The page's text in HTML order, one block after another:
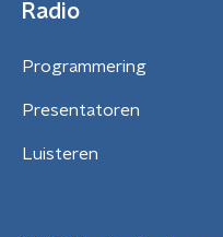
Radio
Programmering
Presentatoren
Luisteren